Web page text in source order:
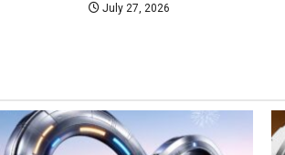
July 27, 2026